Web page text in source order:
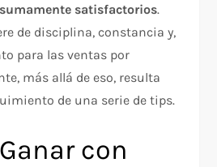
satisfactorios.
de disciplina, constancia y,
para las ventas por
más allá de eso, resulta
de una serie de tips.
con